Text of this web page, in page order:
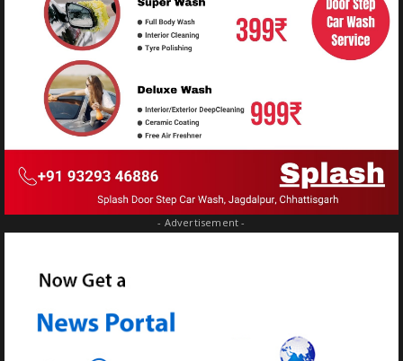
- Advertisement -